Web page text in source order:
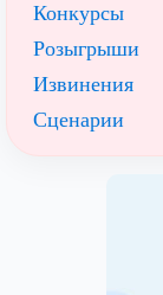
Конкурсы
Розыгрыши
Извинения
Сценарии